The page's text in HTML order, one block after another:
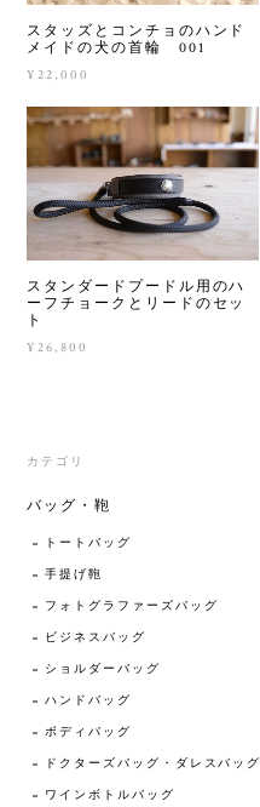
スタッズとコンチョのハンド
メイドの犬の首輪 001
¥22,000
スタンダードプードル用のハ
ーフチョークとリードのセッ
ト
¥26,800
カテゴリ
バッグ・鞄
トートバッグ
手提げ鞄
フォトグラファーズバッグ
ビジネスバッグ
ショルダーバッグ
ハンドバッグ
ボディバッグ
ドクターズバッグ・ダレスバッグ
ワインボトルバッグ